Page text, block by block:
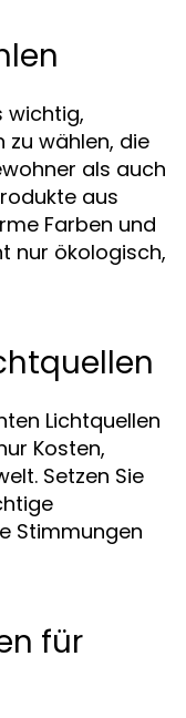
wichtig,
wählen, die
als auch
aus
Farben und
nur ökologisch,
Lichtquellen
Kosten,
Setzen Sie
Stimmungen
für